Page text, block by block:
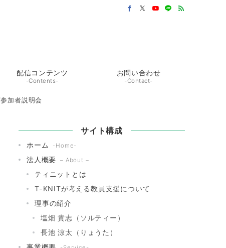
配信コンテンツ
-Contents-
お問い合わせ
-Contact-
加者説明会
サイト構成
ホーム -Home-
法人概要 – About –
ティニットとは
T-KNITが考える教員支援について
理事の紹介
塩畑 貴志（ソルティー）
長池 涼太（りょうた）